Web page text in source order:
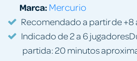
Marca: Mercurio
Recomendado a partir de +8
Indicado de 2 a 6
partida: 20 minutos